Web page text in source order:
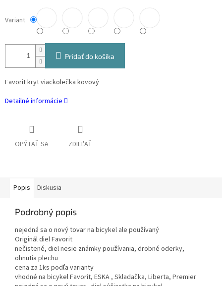
Variant
Pridať do košíka
Favorit kryt viackolečka kovový
Detailné informácie
OPÝTAŤ SA ZDIEĽAŤ
Popis Diskusia
Podrobný popis
nejedná sa o nový tovar na bicykel ale používaný
Originál diel Favorit
nečistené, diel nesie známky používania, drobné oderky,
ohnutia plechu
cena za 1ks podľa varianty
vhodné na bicykel Favorit, ESKA , Skladačka, Liberta, Premier